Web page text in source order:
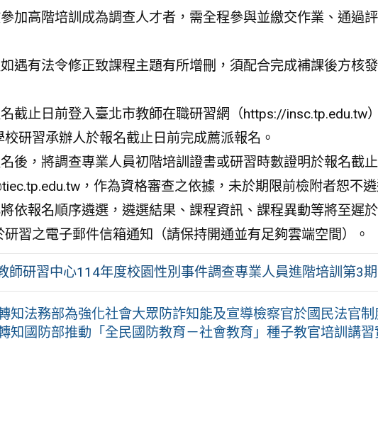
加高階培訓成為調查人才者，需全程參與並繳交作業、通過
遇有法令修正致課程主題有所增刪，須配合完成補課後方核
截止日前登入臺北市教師在職研習網（https://insc.tp.edu.tw
校研習承辦人於報名截止日前完成薦派報名。
後，將調查專業人員初階培訓證書或研習時數證明於報名截
，作為資格審查之依據，未於期限前檢附者恕不
依報名順序遴選，遴選結果、課程資訊、課程異動等將至遲
研習之電子郵件信箱通知（請保持開通並有足夠雲端空間）。
師研習中心114年度校園性別事件調查專業人員進階培訓第3
知法務部為強化社會大眾防詐知能及宣導檢察官於國民法官制
知國防部推動「全民國防教育－社會教育」種子教官培訓講